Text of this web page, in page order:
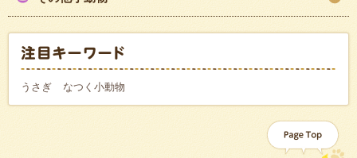
うさぎ なつく小動物